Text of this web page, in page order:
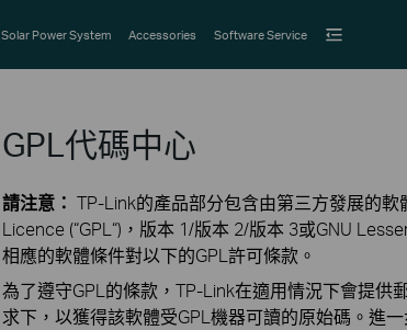
Solar Power System Accessories Software Service
GPL代碼中心
請注意： TP-Link的產品部分包含由第三方發展的
Licence (“GPL“)，版本 1/版本 2/版本 3或GNU
相應的軟體條件對以下的GPL許可條款。
為了遵守GPL的條款，TP-Link在適用情況下會提供
求下，以獲得該軟體受GPL機器可讀的原始碼。進